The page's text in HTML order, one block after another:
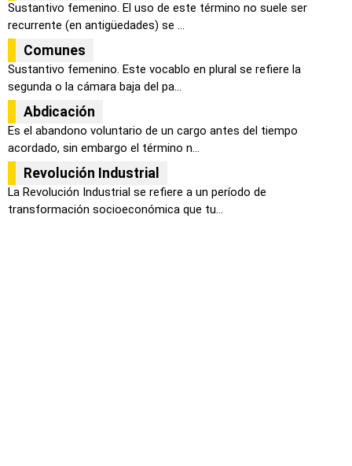
Sustantivo femenino. El uso de este término no suele ser
recurrente (en antigüedades) se ...
Comunes
Sustantivo femenino. Este vocablo en plural se refiere la
segunda o la cámara baja del pa...
Abdicación
Es el abandono voluntario de un cargo antes del tiempo
acordado, sin embargo el término n...
Revolución Industrial
La Revolución Industrial se refiere a un período de
transformación socioeconómica que tu...